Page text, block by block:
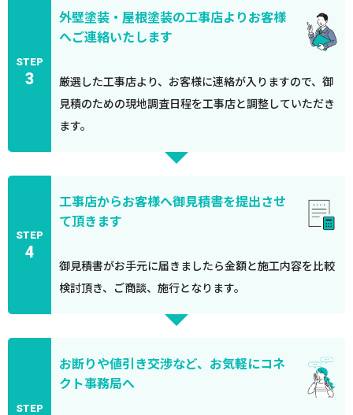
STEP
3
外壁塗装・屋根塗装の工事店よりお客様
へご連絡いたします
厳選した工事店より、お客様に連絡が入りますので、御
見積のための現地調査日程を工事店と調整していただき
ます。
STEP
4
工事店からお客様へ御見積書を提出させ
て頂きます
御見積書がお手元に届きましたら金額と施工内容を比較
検討頂き、ご商談、施行となります。
STEP
お断りや値引き交渉など、お気軽にコネ
クト事務局へ